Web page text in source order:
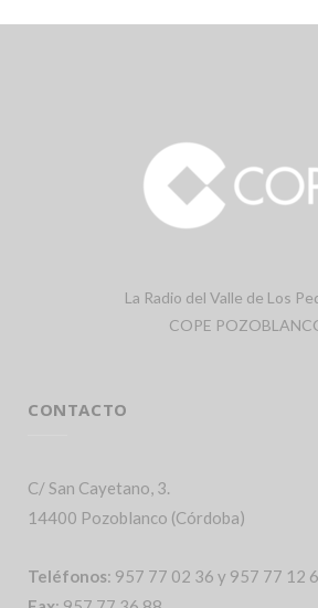
La Radio del Valle de Los
COPE
CONTACTO
C/ San Cayetano, 3.
14400 Pozoblanco (Córdoba)
Teléfonos: 957 77 02 36 y 957 77 12